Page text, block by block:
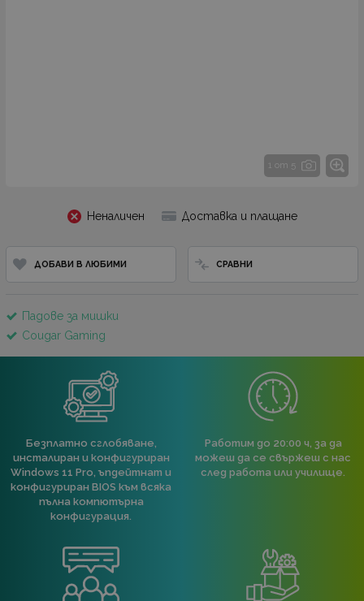
1 от 5
Неналичен Доставка и плащане
ДОБАВИ В ЛЮБИМИ СРАВНИ
Падове за мишки
Cougar Gaming
Безплатно сглобяване,
инсталиран и конфигуриран
Windows 11 Pro, ъпдейтнат и
конфигуриран BIOS към всяка
пълна компютърна
конфигурация.
Работим до 20:00 ч, за да
можеш да се свържеш с нас
след работа или училище.